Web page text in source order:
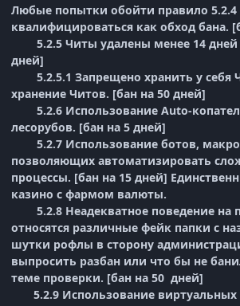
Любые попытки обойти правило 5.2.4
квалифицироваться как обход бана.
5.2.5 Читы удалены менее 14 дней
дней]
5.2.5.1 Запрещено хранить у себя
хранение Читов. [бан на 50 дней]
5.2.6 Использование Auto-
лесорубов. [бан на 5 дней]
5.2.7 Использование ботов,
позволяющих автоматизировать
процессы. [бан на 15 дней]
казино с фармом валюты.
5.2.8 Неадекватное поведение на
относятся различные фейк папки с
шутки рофлы в сторону
выпросить разбан или что бы не
теме проверки. [бан на 50 дней]
5.2.9 Использование